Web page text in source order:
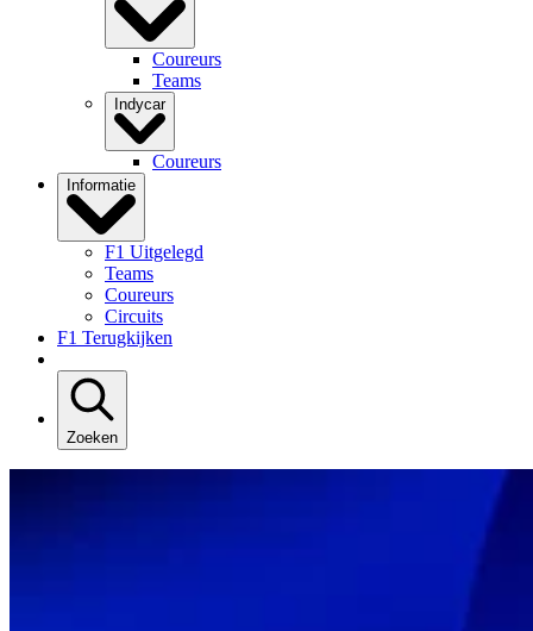
Coureurs
Teams
Indycar
Coureurs
Informatie
F1 Uitgelegd
Teams
Coureurs
Circuits
F1 Terugkijken
Zoeken